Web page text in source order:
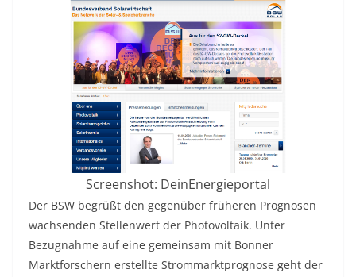
Screenshot: DeinEnergieportal
Der BSW begrüßt den gegenüber früheren Prognosen
wachsenden Stellenwert der Photovoltaik. Unter
Bezugnahme auf eine gemeinsam mit Bonner
Marktforschern erstellte Strommarktprognose geht der